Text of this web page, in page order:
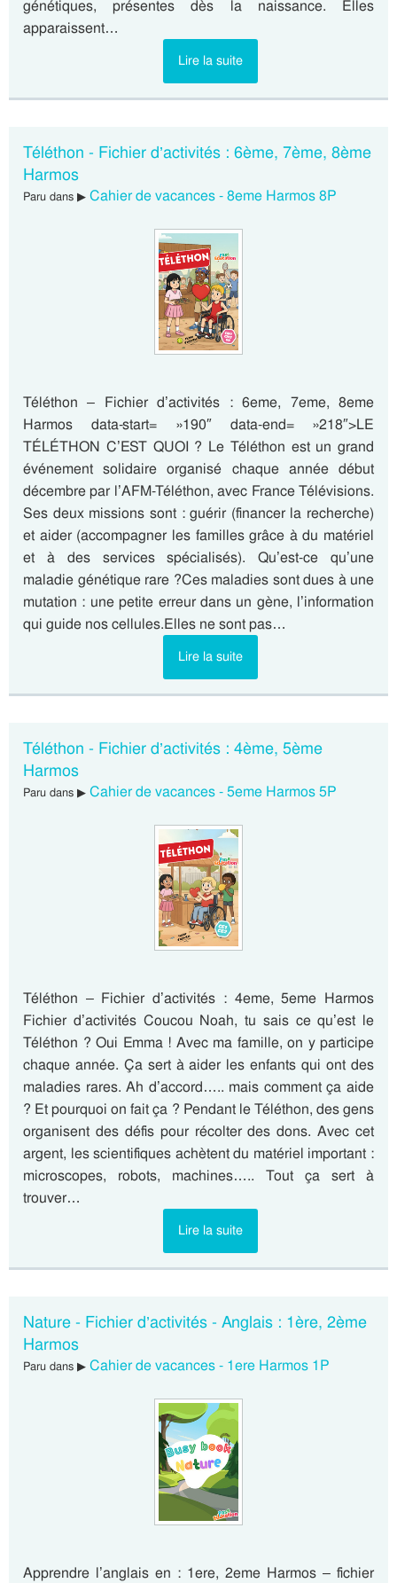
génétiques, présentes dès la naissance. Elles
apparaissent…
Lire la suite
Téléthon - Fichier d’activités : 6ème, 7ème, 8ème
Harmos
Paru dans ▶ Cahier de vacances - 8eme Harmos 8P
Téléthon – Fichier d’activités : 6eme, 7eme, 8eme
Harmos data-start= »190″ data-end= »218″>LE
TÉLÉTHON C’EST QUOI ? Le Téléthon est un grand
événement solidaire organisé chaque année début
décembre par l’AFM-Téléthon, avec France Télévisions.
Ses deux missions sont : guérir (financer la recherche)
et aider (accompagner les familles grâce à du matériel
et à des services spécialisés). Qu’est-ce qu’une
maladie génétique rare ?Ces maladies sont dues à une
mutation : une petite erreur dans un gène, l’information
qui guide nos cellules.Elles ne sont pas…
Lire la suite
Téléthon - Fichier d’activités : 4ème, 5ème
Harmos
Paru dans ▶ Cahier de vacances - 5eme Harmos 5P
Téléthon – Fichier d’activités : 4eme, 5eme Harmos
Fichier d’activités Coucou Noah, tu sais ce qu’est le
Téléthon ? Oui Emma ! Avec ma famille, on y participe
chaque année. Ça sert à aider les enfants qui ont des
maladies rares. Ah d’accord….. mais comment ça aide
? Et pourquoi on fait ça ? Pendant le Téléthon, des gens
organisent des défis pour récolter des dons. Avec cet
argent, les scientifiques achètent du matériel important :
microscopes, robots, machines….. Tout ça sert à
trouver…
Lire la suite
Nature - Fichier d’activités - Anglais : 1ère, 2ème
Harmos
Paru dans ▶ Cahier de vacances - 1ere Harmos 1P
Apprendre l’anglais en : 1ere, 2eme Harmos – fichier